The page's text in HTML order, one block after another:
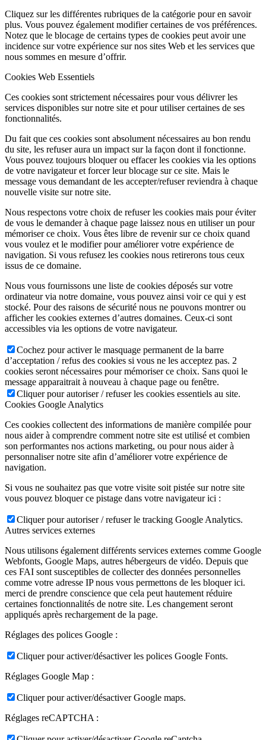
Cliquez sur les différentes rubriques de la catégorie pour en savoir
plus. Vous pouvez également modifier certaines de vos préférences.
Notez que le blocage de certains types de cookies peut avoir une
incidence sur votre expérience sur nos sites Web et les services que
nous sommes en mesure d’offrir.
Cookies Web Essentiels
Ces cookies sont strictement nécessaires pour vous délivrer les
services disponibles sur notre site et pour utiliser certaines de ses
fonctionnalités.
Du fait que ces cookies sont absolument nécessaires au bon rendu
du site, les refuser aura un impact sur la façon dont il fonctionne.
Vous pouvez toujours bloquer ou effacer les cookies via les options
de votre navigateur et forcer leur blocage sur ce site. Mais le
message vous demandant de les accepter/refuser reviendra à chaque
nouvelle visite sur notre site.
Nous respectons votre choix de refuser les cookies mais pour éviter
de vous le demander à chaque page laissez nous en utiliser un pour
mémoriser ce choix. Vous êtes libre de revenir sur ce choix quand
vous voulez et le modifier pour améliorer votre expérience de
navigation. Si vous refusez les cookies nous retirerons tous ceux
issus de ce domaine.
Nous vous fournissons une liste de cookies déposés sur votre
ordinateur via notre domaine, vous pouvez ainsi voir ce qui y est
stocké. Pour des raisons de sécurité nous ne pouvons montrer ou
afficher les cookies externes d’autres domaines. Ceux-ci sont
accessibles via les options de votre navigateur.
Cochez pour activer le masquage permanent de la barre
d’acceptation / refus des cookies si vous ne les acceptez pas. 2
cookies seront nécessaires pour mémoriser ce choix. Sans quoi le
message apparaitrait à nouveau à chaque page ou fenêtre.
Cliquer pour autoriser / refuser les cookies essentiels au site.
Cookies Google Analytics
Ces cookies collectent des informations de manière compilée pour
nous aider à comprendre comment notre site est utilisé et combien
son performantes nos actions marketing, ou pour nous aider à
personnaliser notre site afin d’améliorer votre expérience de
navigation.
Si vous ne souhaitez pas que votre visite soit pistée sur notre site
vous pouvez bloquer ce pistage dans votre navigateur ici :
Cliquer pour autoriser / refuser le tracking Google Analytics.
Autres services externes
Nous utilisons également différents services externes comme Google
Webfonts, Google Maps, autres hébergeurs de vidéo. Depuis que
ces FAI sont susceptibles de collecter des données personnelles
comme votre adresse IP nous vous permettons de les bloquer ici.
merci de prendre conscience que cela peut hautement réduire
certaines fonctionnalités de notre site. Les changement seront
appliqués après rechargement de la page.
Réglages des polices Google :
Cliquer pour activer/désactiver les polices Google Fonts.
Réglages Google Map :
Cliquer pour activer/désactiver Google maps.
Réglages reCAPTCHA :